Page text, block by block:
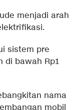
menjadi arah
sistem pre
di bawah Rp1
nama